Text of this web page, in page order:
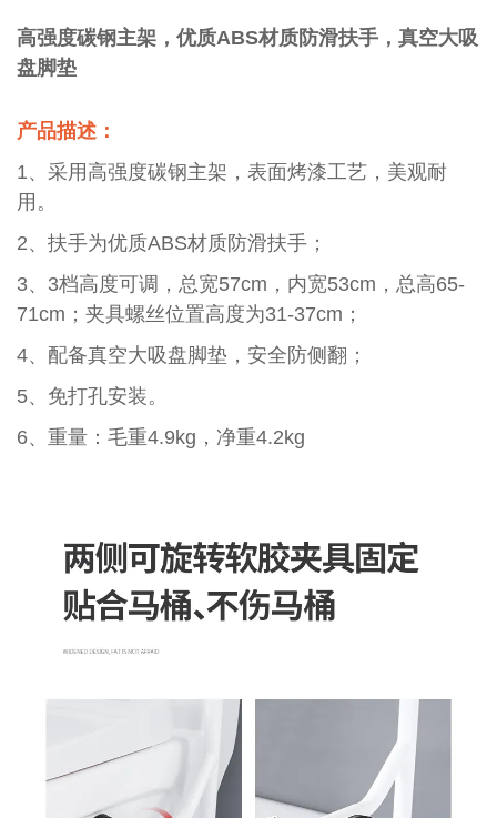
高强度碳钢主架，优质ABS材质防滑扶手，真空大吸
盘脚垫
产品描述：
1、采用高强度碳钢主架，表面烤漆工艺，美观耐
用。
2、扶手为优质ABS材质防滑扶手；
3、3档高度可调，总宽57cm，内宽53cm，总高65-
71cm；夹具螺丝位置高度为31-37cm；
4、配备真空大吸盘脚垫，安全防侧翻；
5、免打孔安装。
6、重量：毛重4.9kg，净重4.2kg